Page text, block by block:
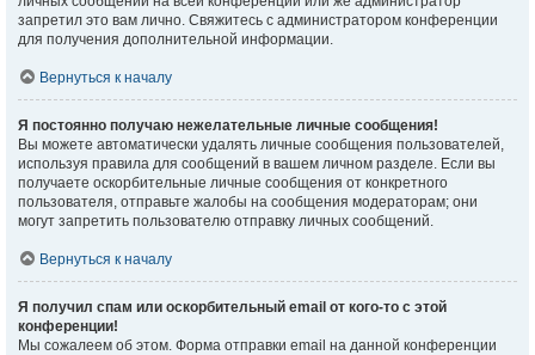
запретил это вам лично. Свяжитесь с администратором конференции
для получения дополнительной информации.
Вернуться к началу
Я постоянно получаю нежелательные личные сообщения!
Вы можете автоматически удалять личные сообщения пользователей,
используя правила для сообщений в вашем личном разделе. Если вы
получаете оскорбительные личные сообщения от конкретного
пользователя, отправьте жалобы на сообщения модераторам; они
могут запретить пользователю отправку личных сообщений.
Вернуться к началу
Я получил спам или оскорбительный email от кого-то с этой
конференции!
Мы сожалеем об этом. Форма отправки email на данной конференции